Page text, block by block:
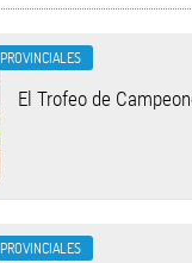
PROVINCIALES
El Trofeo de
PROVINCIALES